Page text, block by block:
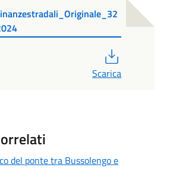
Scarica
del ponte tra Bussolengo e